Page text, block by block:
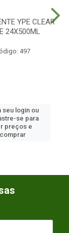
YPE CLEAR
24X500ML
497
seu login ou
se para
preços e
comprar